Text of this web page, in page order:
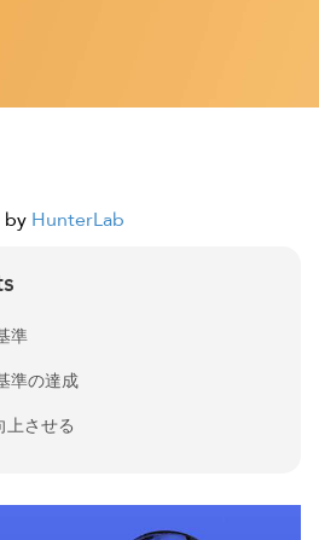
by HunterLab
準
準の達成
上させる